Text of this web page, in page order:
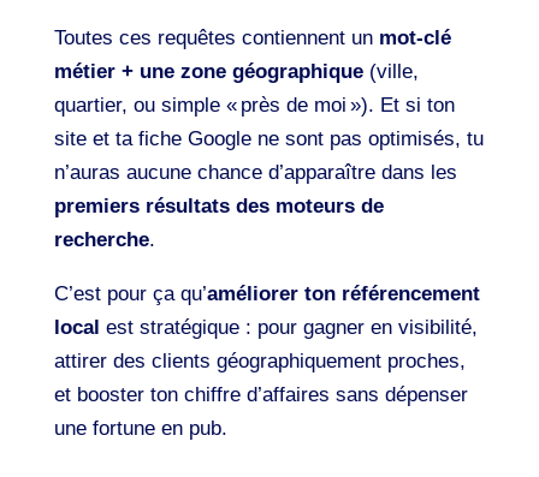
Toutes ces requêtes contiennent un mot-clé
métier + une zone géographique(ville,
quartier, ou simple « près de moi »). Et si ton
site et ta fiche Google ne sont pas optimisés, tu
n’auras aucune chance d’apparaître dans les
premiers résultats des moteurs de
recherche.
C’est pour ça qu’améliorer ton référencement
local est stratégique : pour gagner en visibilité,
attirer des clients géographiquement proches,
et booster ton chiffre d’affaires sans dépenser
une fortune en pub.